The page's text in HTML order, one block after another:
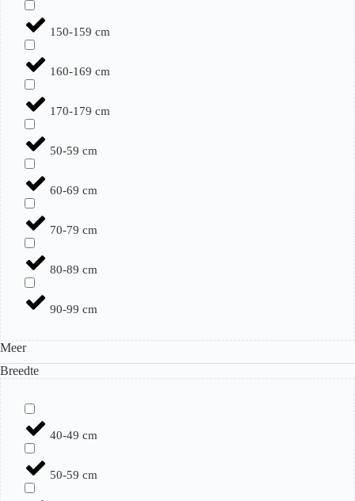
150-159 cm
160-169 cm
170-179 cm
50-59 cm
60-69 cm
70-79 cm
80-89 cm
90-99 cm
Meer
Breedte
40-49 cm
50-59 cm